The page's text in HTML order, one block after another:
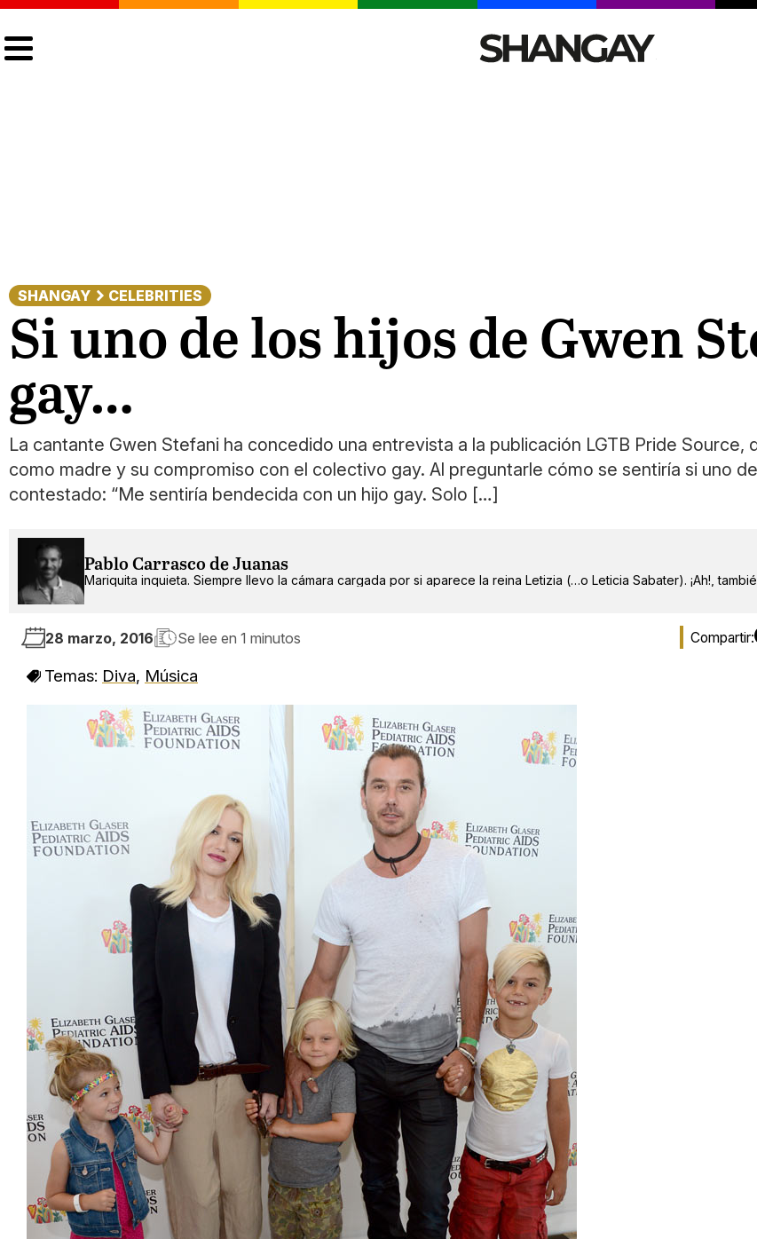
SHANGAY CELEBRITIES
Si uno de los hijos de Gwen
gay…
La cantante Gwen Stefani ha concedido una entrevista a la publicación LGTB Pride
como madre y su compromiso con el colectivo gay. Al preguntarle cómo se sentiría si uno
contestado: “Me sentiría bendecida con un hijo gay. Solo […]
Pablo Carrasco de Juanas
Mariquita inquieta. Siempre llevo la cámara cargada por si aparece la reina Letizia (…o Leticia Sabater). ¡Ah!,
28 marzo, 2016 Se lee en 1 minutos
Temas: Diva, Música